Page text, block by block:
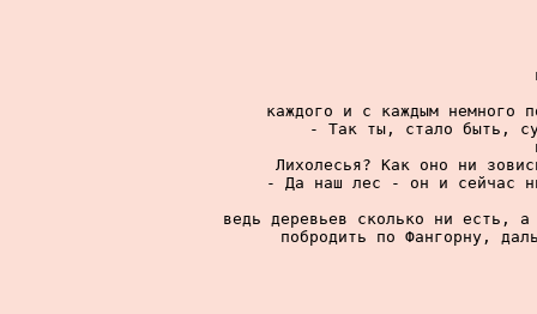
каждого и с каждым немного
- Так ты, стало быть,
Лихолесья? Как оно ни
- Да наш лес - он и сейчас
ведь деревьев сколько ни есть,
побродить по Фангорну,